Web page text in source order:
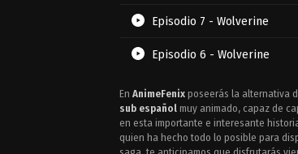
Episodio 7 - Wolverine
Episodio 6 - Wolverine
Episodio 5 - Wolverine
Episodio 4 - Wolverine
En AnimeFenix poseerás la alternativa
sub español muy animado, capaz de
en esta importante e interesante
quien ha hecho todo lo posible para